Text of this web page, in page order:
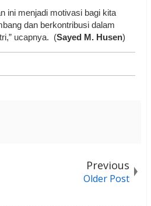
ini menjadi motivasi bagi kita
dan berkontribusi dalam
ucapnya. (Sayed M. Husen)
Previous
Older Post